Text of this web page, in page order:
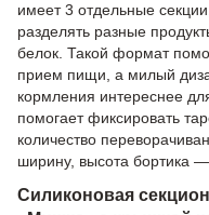
имеет 3 отдельные
разделять разные
белок. Такой формат
прием пищи, а милый
кормления интереснее
помогает фиксировать
количество
ширину, высота бортика
Силиконовая